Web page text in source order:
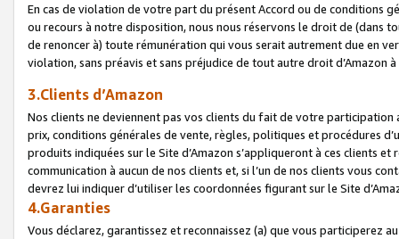
En cas de violation de votre part du présent Accord ou de conditions
ou recours à notre disposition, nous nous réservons le droit de (dans
de renoncer à) toute rémunération qui vous serait autrement due en
violation, sans préavis et sans préjudice de tout autre droit
3.Clients d’Amazon
Nos clients ne deviennent pas vos clients du fait de votre
prix, conditions générales de vente, règles, politiques et procédures
produits indiquées sur le Site d’Amazon s’appliqueront à ces clients
communication à aucun de nos clients et, si l’un de nos clients vous
devrez lui indiquer d’utiliser les coordonnées figurant sur le Site
4.Garanties
Vous déclarez, garantissez et reconnaissez (a) que vous participerez